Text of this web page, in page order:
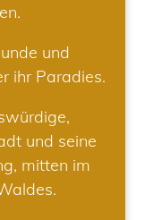
und
ihr Paradies.
und seine
mitten im